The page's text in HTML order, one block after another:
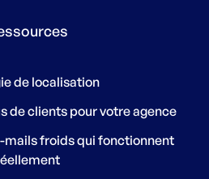
de localisation
de clients pour votre agence
mails froids qui fonctionnent